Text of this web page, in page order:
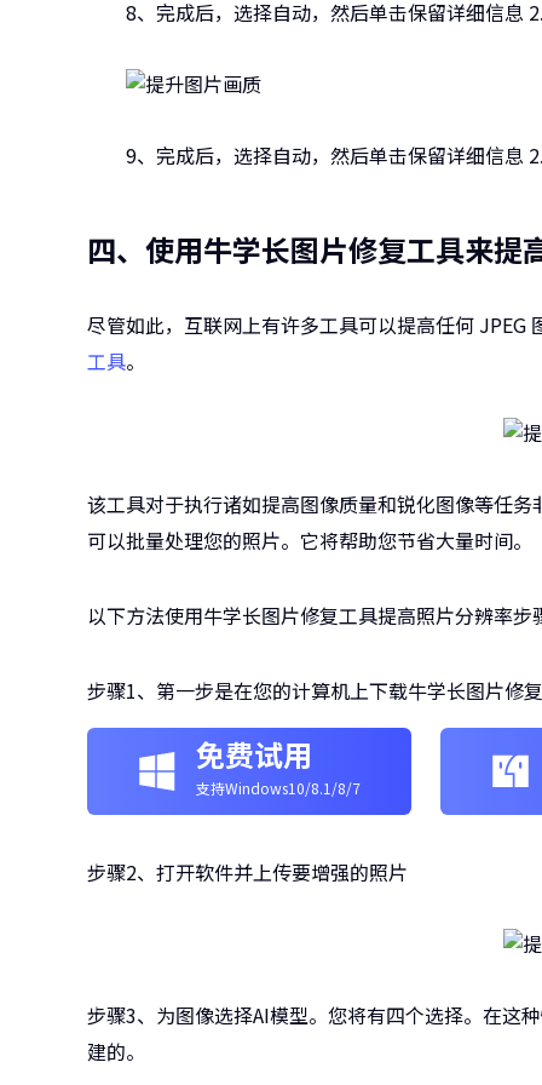
8、完成后，选择自动，然后单击保留详细信息
9、完成后，选择自动，然后单击保留详细信息
四、使用牛学长图片修复工具来提
尽管如此，互联网上有许多工具可以提高任何
工具。
该工具对于执行诸如提高图像质量和锐化图像等任
可以批量处理您的照片。它将帮助您节省大量时间。
以下方法使用牛学长图片修复工具提高照片分辨率步
步骤1、第一步是在您的计算机上下载牛学长图片修
免费试用
支持Windows10/8.1/8/7
步骤2、打开软件并上传要增强的照片
步骤3、为图像选择AI模型。您将有四个选择。在这
建的。